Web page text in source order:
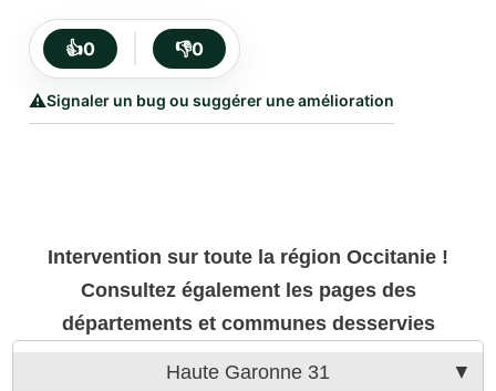
👍0 👎0
⚠️Signaler un bug ou suggérer une amélioration
Intervention sur toute la région Occitanie !
Consultez également les pages des
départements et communes desservies
Haute Garonne 31